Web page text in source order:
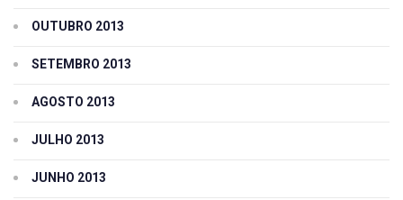
OUTUBRO 2013
SETEMBRO 2013
AGOSTO 2013
JULHO 2013
JUNHO 2013